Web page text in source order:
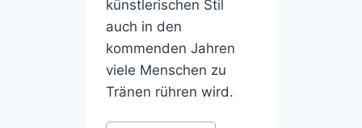
künstlerischen Stil
auch in den
kommenden Jahren
viele Menschen zu
Tränen rühren wird.